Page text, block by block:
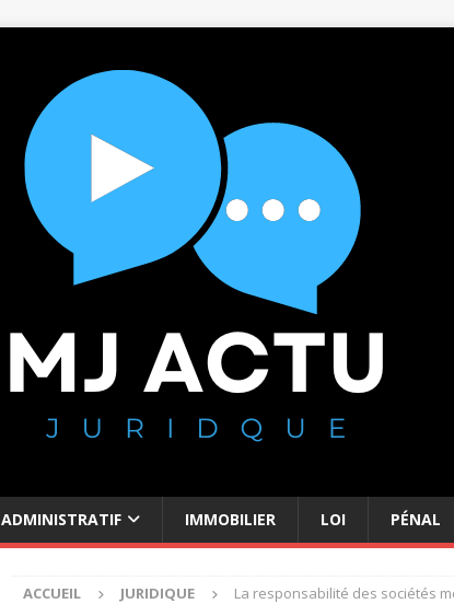
ADMINISTRATIF IMMOBILIER LOI PÉNAL
ACCUEIL JURIDIQUE
La responsabilité des sociétés